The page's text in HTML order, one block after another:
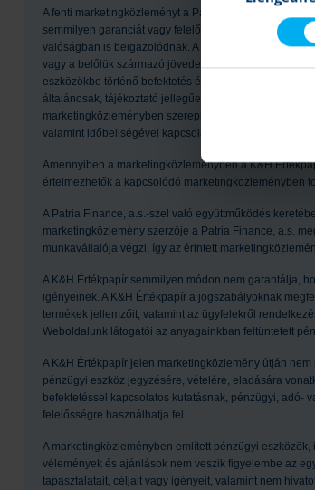
A fenti marketingközleményt a Patria Finance
semmilyen garanciát vagy felelősséget nem vállal
valóságban is beigazolódnak. A
vagy a belőlük származó jövedelem változhat, illetve
eszközökbe történő befektetés értéke csökkenhet. A
általánosak, tájékoztató jellegűek, csak a szerző adott
marketingközleményben szereplő információk a
valamint időbeliségével kapcsolatban a készítők
Amennyiben a marketingközleményben a K&H
értelmezhetők a kapcsolódó marketingközleményben
A Patria Finance, a.s.-szel való együttműködés
marketingközlemény szerzője a Patria Finance, a.s.
munkavállalója végzi, így az érintett
A K&H Értékpapír semmilyen módon nem garantálja,
igényeinek. A K&H Értékpapír a jogszabályoknak
termékek jellemzőit, valamint az ügyfelekről
Weboldalunk látogatói az anyagainkban feltüntetett
A K&H Értékpapír jelen marketingközlemény útján
pénzügyi eszköz jegyzésére, vételére, eladására
befektetéssel kapcsolatos kutatásnak, pénzügyi, adó-
felelősségre használhatja fel.
A marketingközleményben említett pénzügyi
vélemények és ajánlások nem veszik figyelembe az
tapasztalatait, céljait vagy igényeit, valamint nem